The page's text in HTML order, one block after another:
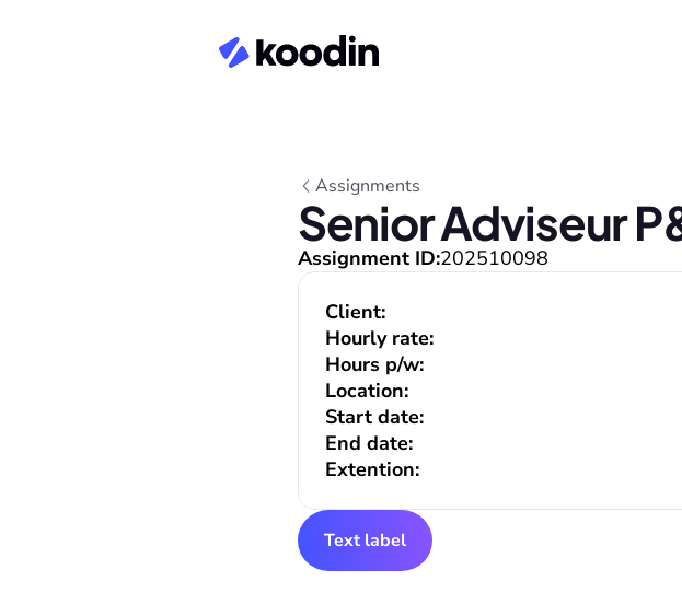
Assignments
Senior Adviseur
Assignment ID:202510098
Start date:
End date:
Extention:
Client:
Hourly rate:
Hours p/w:
Location:
Text label